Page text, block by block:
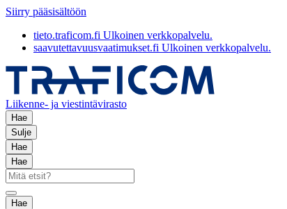
Siirry pääsisältöön
tieto.traficom.fi Ulkoinen verkkopalvelu.
saavutettavuusvaatimukset.fi Ulkoinen verkkopalvelu.
Liikenne- ja viestintävirasto
Hae
Sulje
Hae
Hae
Hae